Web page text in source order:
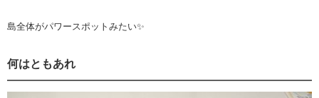
島全体がパワースポットみたい✨
何はともあれ